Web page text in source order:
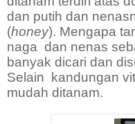
dan putih dan
(honey). Mengapa
naga dan nenas
banyak dicari dan
Selain
kandungan
mudah ditanam.